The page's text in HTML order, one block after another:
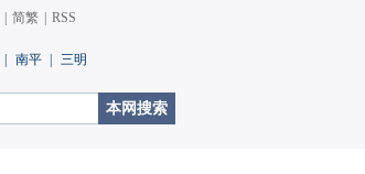
简繁 RSS
南平 三明